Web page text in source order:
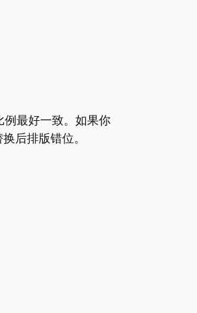
例最好一致。如果你
后排版错位。